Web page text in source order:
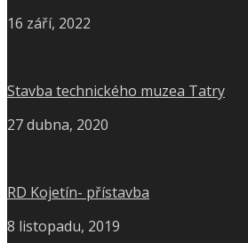
16 září, 2022
Stavba technického muzea Tatry
27 dubna, 2020
RD Kojetín- přístavba
8 listopadu, 2019